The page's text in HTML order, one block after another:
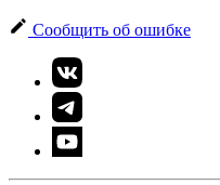
Сообщить об ошибке